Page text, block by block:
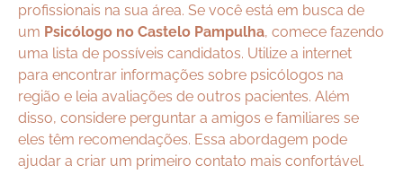
profissionais na sua área. Se você está em busca de
um Psicólogo no Castelo Pampulha, comece fazendo
uma lista de possíveis candidatos. Utilize a internet
para encontrar informações sobre psicólogos na
região e leia avaliações de outros pacientes. Além
disso, considere perguntar a amigos e familiares se
eles têm recomendações. Essa abordagem pode
ajudar a criar um primeiro contato mais confortável.